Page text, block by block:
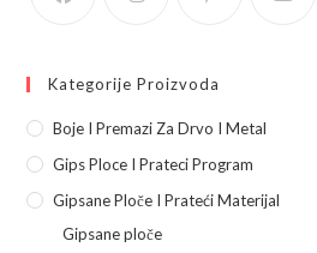
Kategorije Proizvoda
Boje I Premazi Za Drvo I Metal
Gips Ploce I Prateci Program
Gipsane Ploče I Prateći Materijal
Gipsane ploče